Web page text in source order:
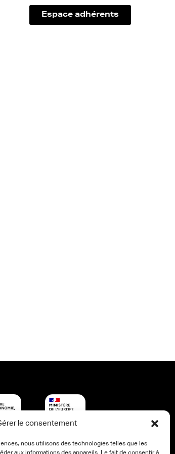
le consentement
nous utilisons des technologies telles que les
Espace adhérents